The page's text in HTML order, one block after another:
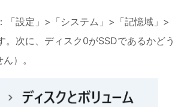
「設定」>「システム」>「記憶域」
次に、ディスク0がSSDであるかど
）。